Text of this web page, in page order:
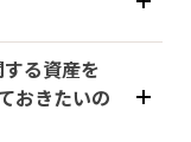
る資産を
おきたいの